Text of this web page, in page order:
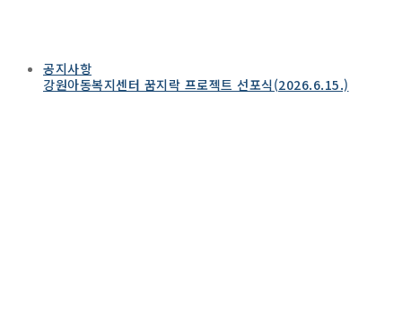
공지사항
강원아동복지센터 꿈지락 프로젝트 선포식(2026.6.15.)